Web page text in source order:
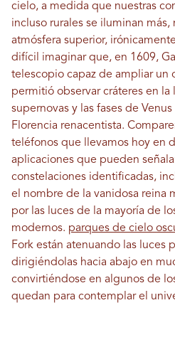
cielo, a medida que nuestras
incluso rurales se iluminan más,
atmósfera superior,
difícil imaginar que, en 1609,
telescopio capaz de ampliar un
permitió observar cráteres en
supernovas y las fases de
Florencia renacentista.
teléfonos que llevamos hoy en
aplicaciones que pueden
constelaciones identificadas,
el nombre de la vanidosa reina
por las luces de la mayoría de
modernos. parques de cielo
Fork están atenuando las luces
dirigiéndolas hacia abajo en
convirtiéndose en algunos de
quedan para contemplar el